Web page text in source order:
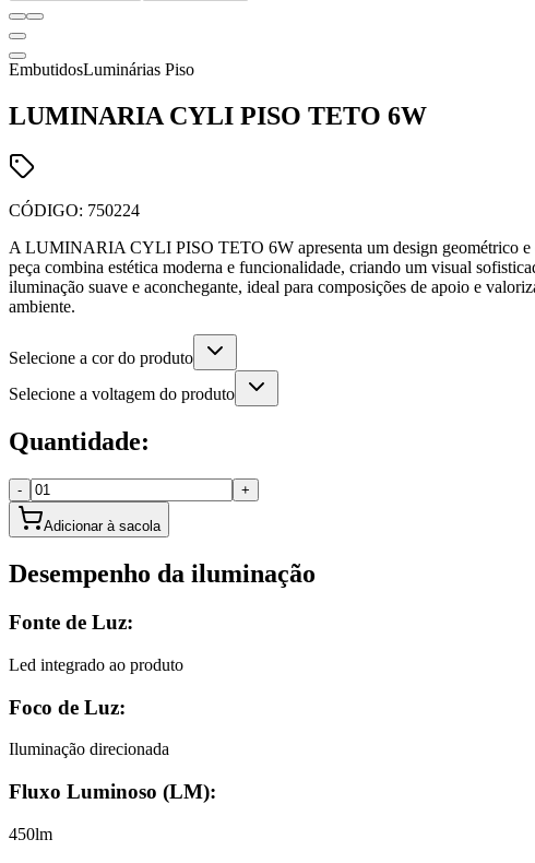
EmbutidosLuminárias Piso
LUMINARIA CYLI PISO TETO 6W
CÓDIGO: 750224
A LUMINARIA CYLI PISO TETO 6W apresenta um design geométrico e
peça combina estética moderna e funcionalidade, criando um visual
iluminação suave e aconchegante, ideal para composições de apoio e
ambiente.
Selecione a cor do produto
Selecione a voltagem do produto
Quantidade:
- +
Adicionar à sacola
Desempenho da iluminação
Fonte de Luz:
Led integrado ao produto
Foco de Luz:
Iluminação direcionada
Fluxo Luminoso (LM):
450lm